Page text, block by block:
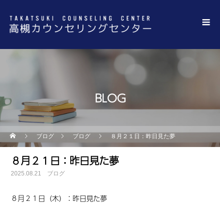
BLOG
ブログ ブログ ８月２１日：昨日見た夢
８月２１日：昨日見た夢
2025.08.21 ブログ
８月２１日（木）：昨日見た夢